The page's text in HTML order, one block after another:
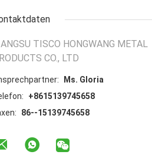
TISCO HONGWANG METAL
CO., LTD
Ms. Gloria
+8615139745658
86--15139745658